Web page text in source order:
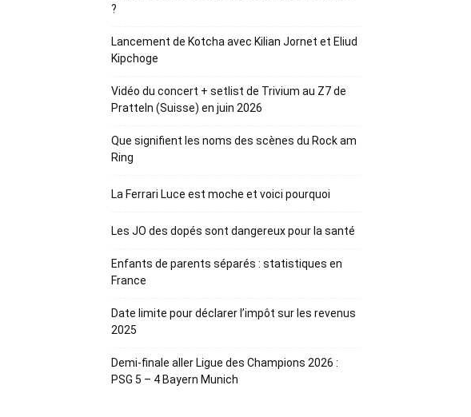
?
Lancement de Kotcha avec Kilian Jornet et Eliud
Kipchoge
Vidéo du concert + setlist de Trivium au Z7 de
Pratteln (Suisse) en juin 2026
Que signifient les noms des scènes du Rock am
Ring
La Ferrari Luce est moche et voici pourquoi
Les JO des dopés sont dangereux pour la santé
Enfants de parents séparés : statistiques en
France
Date limite pour déclarer l’impôt sur les revenus
2025
Demi-finale aller Ligue des Champions 2026 :
PSG 5 – 4 Bayern Munich